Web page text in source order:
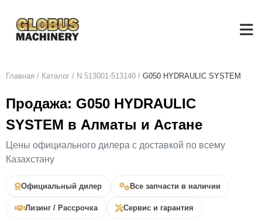
Главная / Каталог / N 513001-513140 / G050 HYDRAULIC SYSTEM
Продажа: G050 HYDRAULIC
SYSTEM в Алматы и Астане
Цены официального дилера с доставкой по всему
Казахстану
Официальный дилер Все запчасти в наличии
Лизинг / Рассрочка Сервис и гарантия